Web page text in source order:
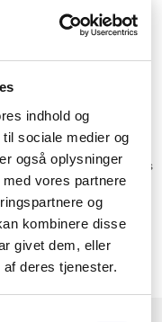
indhold og
sociale medier og
også oplysninger
vores partnere
og
kombinere disse
givet dem, eller
deres tjenester.
enkel og
med systemer,
højfrekvens (HF)
i indgangspartier,
kan konfigureres
for adgangsstyring.
behov for hyppig
hardware til at